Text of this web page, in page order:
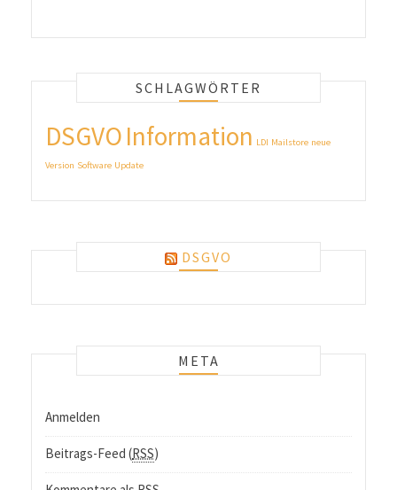
SCHLAGWÖRTER
DSGVOInformation LDI Mailstore neue
Version Software Update
DSGVO
META
Anmelden
Beitrags-Feed (RSS)